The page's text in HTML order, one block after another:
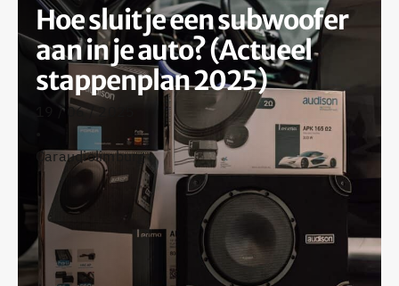
Hoe sluit je een subwoofer
aan in je auto? (Actueel
stappenplan 2025)
19 / 06 / 2025
Caraudiolimburg